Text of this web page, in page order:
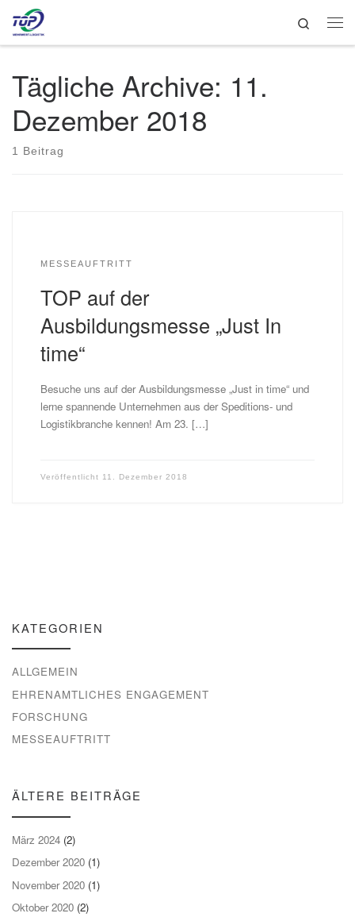
Zum Inhalt springen
Search
Tägliche Archive: 11.
Dezember 2018
1 Beitrag
MESSEAUFTRITT
TOP auf der
Ausbildungsmesse „Just In
time“
Besuche uns auf der Ausbildungsmesse „Just in time“ und
lerne spannende Unternehmen aus der Speditions- und
Logistikbranche kennen! Am 23. […]
Veröffentlicht 11. Dezember 2018
KATEGORIEN
ALLGEMEIN
EHRENAMTLICHES ENGAGEMENT
FORSCHUNG
MESSEAUFTRITT
ÄLTERE BEITRÄGE
März 2024 (2)
Dezember 2020 (1)
November 2020 (1)
Oktober 2020 (2)